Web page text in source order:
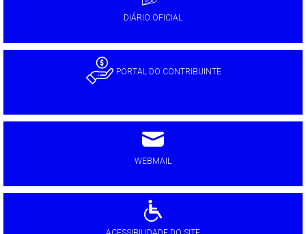
DIÁRIO OFICIAL
PORTAL DO CONTRIBUINTE
WEBMAIL